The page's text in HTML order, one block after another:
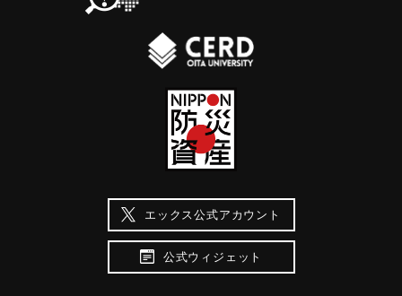
エックス公式アカウント
公式ウィジェット